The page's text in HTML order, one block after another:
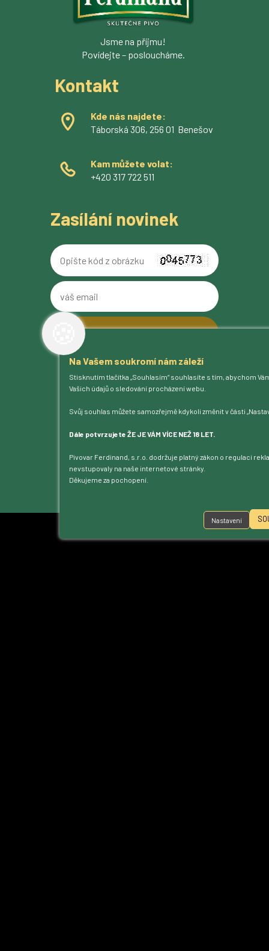
Na Vašem soukromí nám záleží
Stisknutím tlačítka „Souhlasím“ souhlasíte s tím, abychom
Vašich údajů o sledování procházení webu.
Svůj souhlas můžete samozřejmě kdykoli změnit v části
Dále potvrzujete ŽE JE VÁM VÍCE NEŽ 18 LET.
Pivovar Ferdinand, s.r.o. dodržuje platný zákon o regulaci
nevstupovaly na naše internetové stránky.
Děkujeme za pochopení.
Nastavení
O pivovaru
Naše piva
Kam na Ferdinanda
Humnová sladovna
Kontakt
Ke stažení
Přístupnost
Nastavení cookies
Jsme na příjmu!
Povídejte – posloucháme.
Kontakt
Kde nás najdete:
Táborská 306, 256 01 Benešov
Kam můžete volat:
+420 317 722 511
Zasílání novinek
Opište
kód
váš
email